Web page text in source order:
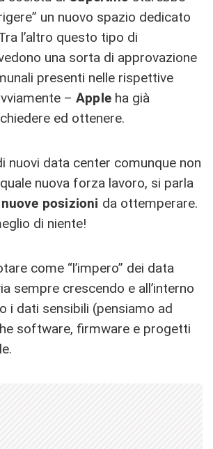
un nuovo spazio dedicato
l’altro questo tipo di
una sorta di approvazione
presenti nelle rispettive
– Apple ha già
ed ottenere.
nuovi data center comunque non
nuova forza lavoro, si parla
posizioni da ottemperare.
di niente!
come “l’impero” dei data
sempre crescendo e all’interno
i dati sensibili (pensiamo ad
software, firmware e progetti